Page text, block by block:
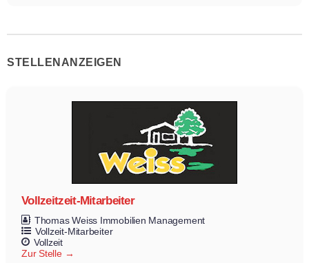
STELLENANZEIGEN
Vollzeitzeit-Mitarbeiter
Thomas Weiss Immobilien Management
Vollzeit-Mitarbeiter
Vollzeit
Zur Stelle